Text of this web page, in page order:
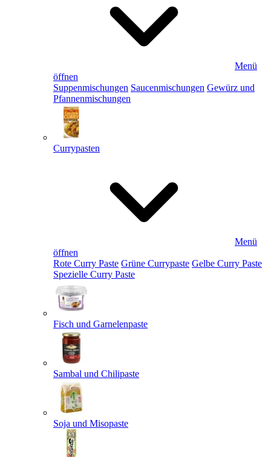
Menü
öffnen
Suppenmischungen Saucenmischungen Gewürz und
Pfannenmischungen
Currypasten
Menü
öffnen
Rote Curry Paste Grüne Currypaste Gelbe Curry Paste
Spezielle Curry Paste
Fisch und Garnelenpaste
Sambal und Chilipaste
Soja und Misopaste